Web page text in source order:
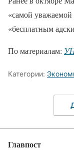
«самой
«бесплатным
По материалам:
Категории:
Главпост